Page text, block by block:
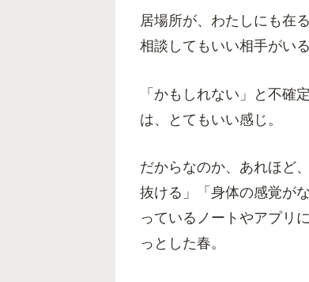
居場所が、わたしにも在
相談してもいい相手がい
「かもしれない」と不確
は、とてもいい感じ。
だからなのか、あれほど
抜ける」「身体の感覚が
っているノートやアプリ
っとした春。